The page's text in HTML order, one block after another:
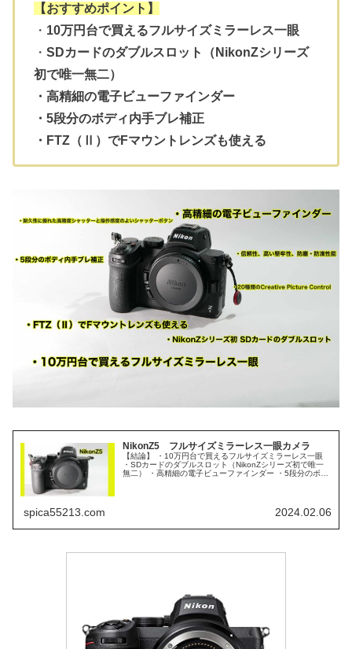
【おすすめポイント】
・ 10万円台で買えるフルサイズミラーレス一眼
・ SDカードのダブルスロット（NikonZシリーズ
初で唯一無二）
・高精細の電子ビューファインダー
・5段分のボディ内手ブレ補正
・FTZ（Ⅱ）でFマウントレンズも使える
NikonZ5 フルサイズミラーレス一眼カメラ
【結論】 ・10万円台で買えるフルサイズミラーレス一眼
・SDカードのダブルスロット（NikonZシリーズ初で唯一
無二） ・高精細の電子ビューファインダー ・5段分のボデ
spica55213.com 2024.02.06